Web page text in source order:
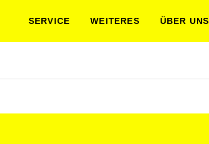
SERVICE WEITERES ÜBER UNS